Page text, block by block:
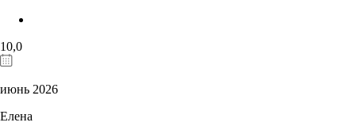
10,0
июнь 2026
Елена